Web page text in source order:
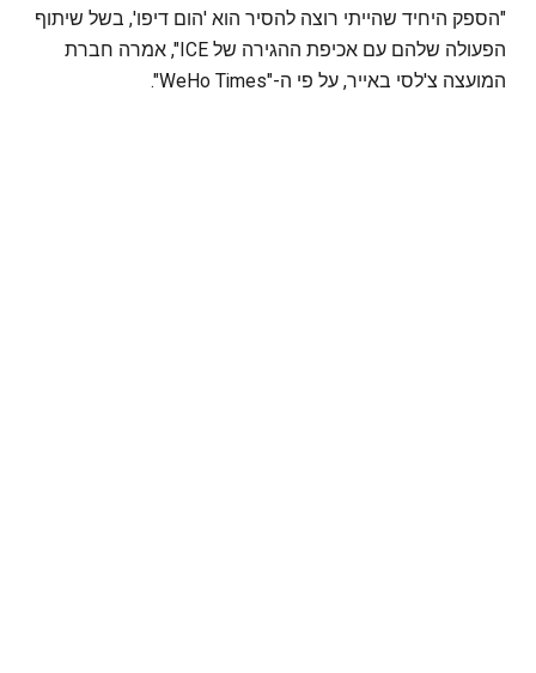
"הספק היחיד שהייתי רוצה להסיר הוא 'הום דיפו', בשל שיתוף
הפעולה שלהם עם אכיפת ההגירה של ICE", אמרה חברת
המועצה צ'לסי באייר, על פי ה-"WeHo Times".